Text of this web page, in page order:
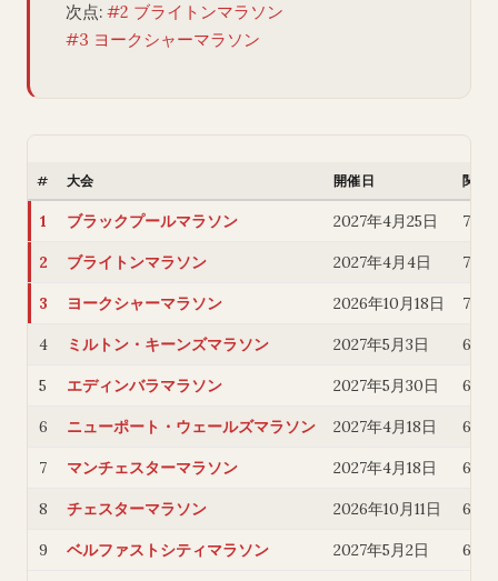
次点: #2 ブライトンマラソン
#3 ヨークシャーマラソン
# 大会 開催日 関門
1 ブラックプールマラソン 2027年4月25日 7時
2 ブライトンマラソン 2027年4月4日 7時
3 ヨークシャーマラソン 2026年10月18日 7時
4 ミルトン・キーンズマラソン 2027年5月3日 6.5
5 エディンバラマラソン 2027年5月30日 6.5
6 ニューポート・ウェールズマラソン 2027年4月18日 6時
7 マンチェスターマラソン 2027年4月18日 6時
8 チェスターマラソン 2026年10月11日 6時
9 ベルファストシティマラソン 2027年5月2日 6時